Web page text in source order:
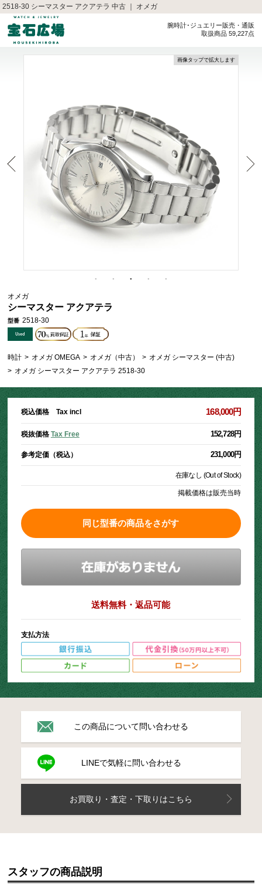
2518-30 シーマスター アクアテラ 中古 ｜ オメガ
腕時計･ジュエリー販売・通販
取扱商品 59,227点
画像タップで拡大します
オメガ
シーマスター アクアテラ
型番 2518-30
時計 > オメガ OMEGA > オメガ（中古） > オメガ シーマスター (中古)
> オメガ シーマスター アクアテラ 2518-30
税込価格 Tax incl 168,000円
税抜価格 Tax Free 152,728円
参考定価（税込） 231,000円
在庫なし (Out of Stock)
掲載価格は販売当時
同じ型番の商品をさがす
送料無料・返品可能
支払方法
この商品について問い合わせる
LINEで気軽に問い合わせる
お買取り・査定・下取りはこちら
スタッフの商品説明